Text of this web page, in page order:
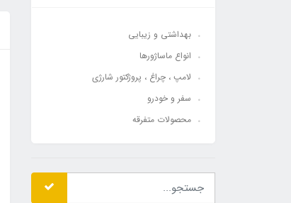
بهداشتی و زیبایی
انواع ماساژورها
لامپ ، چراغ ، پروژکتور شارژی
سفر و خودرو
محصولات متفرقه